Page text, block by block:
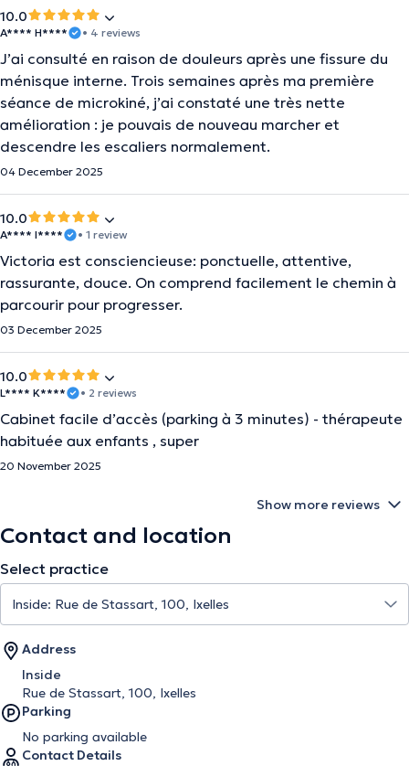
10.0
A**** H**** • 4 reviews
J’ai consulté en raison de douleurs après une fissure du
ménisque interne. Trois semaines après ma première
séance de microkiné, j’ai constaté une très nette
amélioration : je pouvais de nouveau marcher et
descendre les escaliers normalement.
04 December 2025
10.0
A**** I**** • 1 review
Victoria est consciencieuse: ponctuelle, attentive,
rassurante, douce. On comprend facilement le chemin à
parcourir pour progresser.
03 December 2025
10.0
L**** K**** • 2 reviews
Cabinet facile d’accès (parking à 3 minutes) - thérapeute
habituée aux enfants , super
20 November 2025
Show more reviews
Contact and location
Select practice
Address
Inside
Rue de Stassart, 100, Ixelles
Parking
No parking available
Contact Details